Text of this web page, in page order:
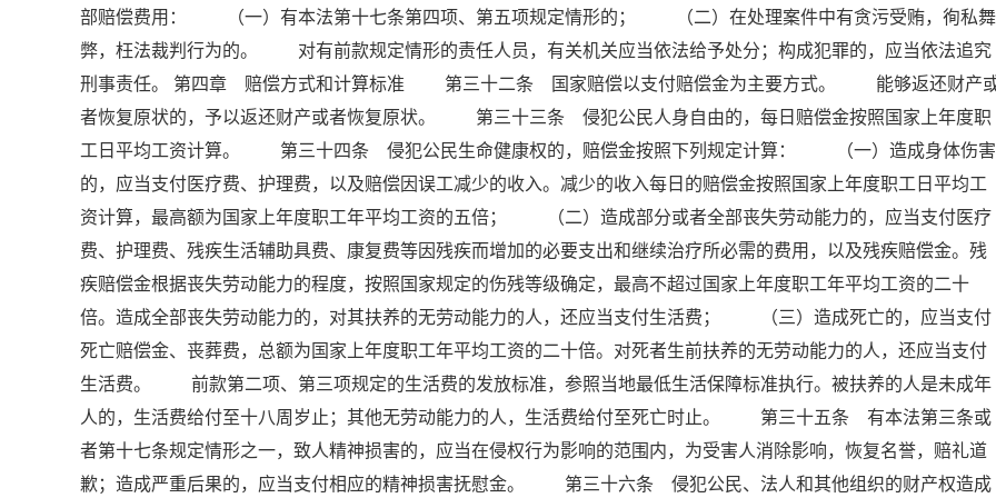
部赔偿费用： （一）有本法第十七条第四项、第五项规定情形的； （二）在处理案件中有贪污受贿，徇私舞
弊，枉法裁判行为的。 对有前款规定情形的责任人员，有关机关应当依法给予处分；构成犯罪的，应当依法追究
刑事责任。 第四章 赔偿方式和计算标准 第三十二条 国家赔偿以支付赔偿金为主要方式。 能够返还财产
者恢复原状的，予以返还财产或者恢复原状。 第三十三条 侵犯公民人身自由的，每日赔偿金按照国家上年度职
工日平均工资计算。 第三十四条 侵犯公民生命健康权的，赔偿金按照下列规定计算： （一）造成身体伤害
的，应当支付医疗费、护理费，以及赔偿因误工减少的收入。减少的收入每日的赔偿金按照国家上年度职工日平均工
资计算，最高额为国家上年度职工年平均工资的五倍； （二）造成部分或者全部丧失劳动能力的，应当支付医疗
费、护理费、残疾生活辅助具费、康复费等因残疾而增加的必要支出和继续治疗所必需的费用，以及残疾赔偿金。残
疾赔偿金根据丧失劳动能力的程度，按照国家规定的伤残等级确定，最高不超过国家上年度职工年平均工资的二十
倍。造成全部丧失劳动能力的，对其扶养的无劳动能力的人，还应当支付生活费； （三）造成死亡的，应当支付
死亡赔偿金、丧葬费，总额为国家上年度职工年平均工资的二十倍。对死者生前扶养的无劳动能力的人，还应当支付
生活费。 前款第二项、第三项规定的生活费的发放标准，参照当地最低生活保障标准执行。被扶养的人是未成年
人的，生活费给付至十八周岁止；其他无劳动能力的人，生活费给付至死亡时止。 第三十五条 有本法第三条或
者第十七条规定情形之一，致人精神损害的，应当在侵权行为影响的范围内，为受害人消除影响，恢复名誉，赔礼道
歉；造成严重后果的，应当支付相应的精神损害抚慰金。 第三十六条 侵犯公民、法人和其他组织的财产权造成